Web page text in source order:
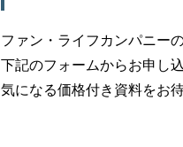
ファン・ライフカンパニー
下記のフォームからお申し
気になる価格付き資料をお